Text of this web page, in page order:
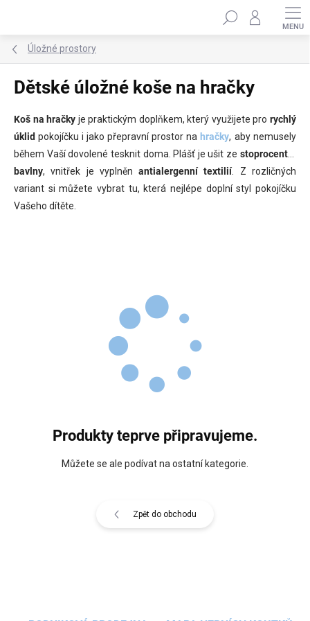
Hledat
Úložné prostory
Dětské úložné koše na hračky
Koš na hračky je praktickým doplňkem, který využijete pro rychlý
úklid pokojíčku i jako přepravní prostor na hračky, aby nemusely
během Vaší dovolené tesknit doma. Plášť je ušit ze stoprocentní
bavlny, vnitřek je vyplněn antialergenní textilií. Z rozličných
variant si můžete vybrat tu, která nejlépe doplní styl pokojíčku
Vašeho dítěte.
Produkty teprve připravujeme.
Můžete se ale podívat na ostatní kategorie.
Zpět do obchodu